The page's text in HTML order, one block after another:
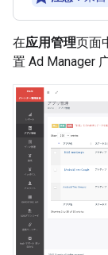
在应用管理页面
置 Ad Manager